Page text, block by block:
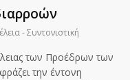
- Συντονιστική
των Προέδρων των
την έντονη